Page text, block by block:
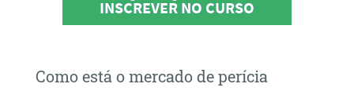
INSCREVER NO CURSO
Como está o mercado de perícia